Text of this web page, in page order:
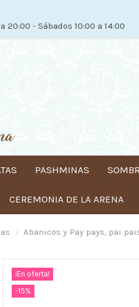
20:00 - Sábados 10:00 a 14:00
PASHMINAS
CEREMONIA DE LA ARENA
Abanicos y Pay pays, pai
¡En oferta!
-15%